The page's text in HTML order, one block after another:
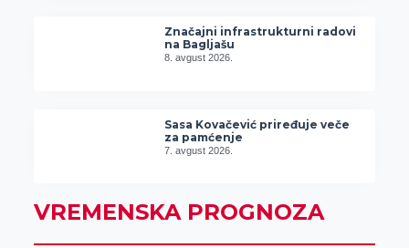
Značajni infrastrukturni radovi
na Bagljašu
8. avgust 2026.
Sasa Kovačević priređuje veče
za pamćenje
7. avgust 2026.
VREMENSKA PROGNOZA